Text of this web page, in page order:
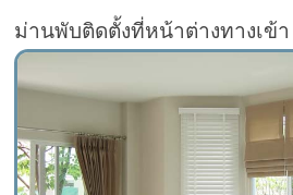
ม่านพับติดตั้งที่หน้าต่างทางเข้า